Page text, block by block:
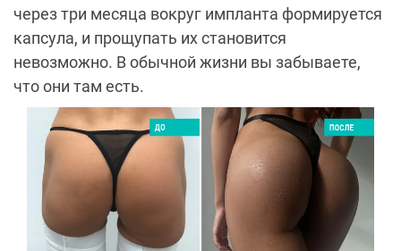
через три месяца вокруг импланта формируется
капсула, и прощупать их становится
невозможно. В обычной жизни вы забываете,
что они там есть.